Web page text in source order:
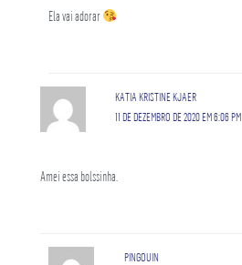
Ela vai adorar
KATIA KRISTINE KJAER
11 DE DEZEMBRO DE 2020 EM 6:06 PM
Amei essa bolssinha.
PINGOUIN